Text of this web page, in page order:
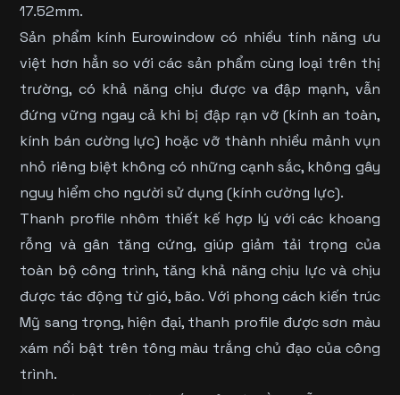
17.52mm.
Sản phẩm kính Eurowindow có nhiều tính năng ưu
việt hơn hẳn so với các sản phẩm cùng loại trên thị
trường, có khả năng chịu được va đập mạnh, vẫn
đứng vững ngay cả khi bị đập rạn vỡ (kính an toàn,
kính bán cường lực) hoặc vỡ thành nhiều mảnh vụn
nhỏ riêng biệt không có những cạnh sắc, không gây
nguy hiểm cho người sử dụng (kính cường lực).
Thanh profile nhôm thiết kế hợp lý với các khoang
rỗng và gân tăng cứng, giúp giảm tải trọng của
toàn bộ công trình, tăng khả năng chịu lực và chịu
được tác động từ gió, bão. Với phong cách kiến trúc
Mỹ sang trọng, hiện đại, thanh profile được sơn màu
xám nổi bật trên tông màu trắng chủ đạo của công
trình.